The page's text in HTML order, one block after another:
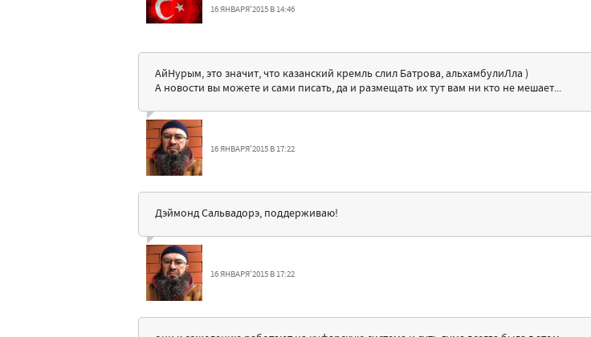
16 ЯНВАРЯ'2015 В 14:46
АйНурым, это значит, что казанский кремль слил Батрова, альхамбулиЛла )
А новости вы можете и сами писать, да и размещать их тут вам ни кто не мешает...
16 ЯНВАРЯ'2015 В 17:22
Дэймонд Сальвадорэ, поддерживаю!
16 ЯНВАРЯ'2015 В 17:22